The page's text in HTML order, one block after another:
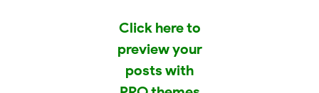
Click here to
preview your
posts with